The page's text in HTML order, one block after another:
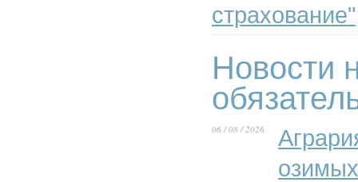
страхование"
Новости
06 / 08 / 2026